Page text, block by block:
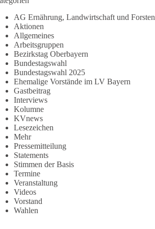
AG Ernährung, Landwirtschaft und Forsten
Aktionen
Allgemeines
Arbeitsgruppen
Bezirkstag Oberbayern
Bundestagswahl
Bundestagswahl 2025
Ehemalige Vorstände im LV Bayern
Gastbeitrag
Interviews
Kolumne
KVnews
Lesezeichen
Mehr
Pressemitteilung
Statements
Stimmen der Basis
Termine
Veranstaltung
Videos
Vorstand
Wahlen